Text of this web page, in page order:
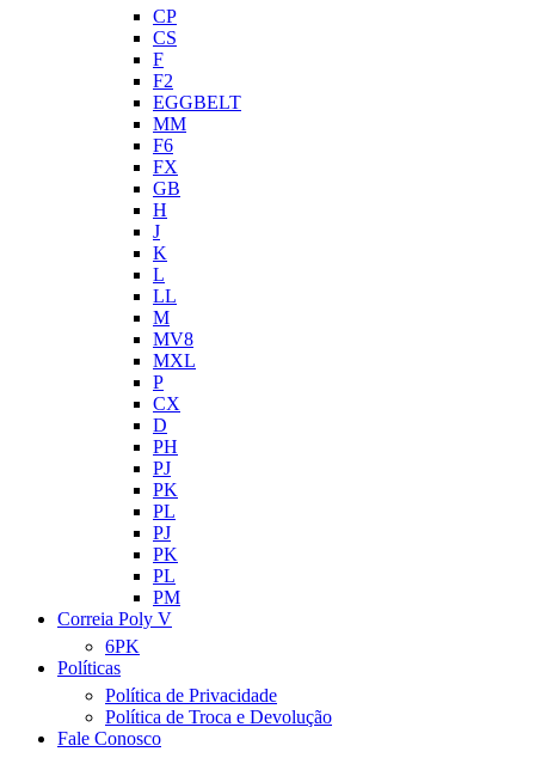
CP
CS
F
F2
EGGBELT
MM
F6
FX
GB
H
J
K
L
LL
M
MV8
MXL
P
CX
D
PH
PJ
PK
PL
PJ
PK
PL
PM
Correia Poly V
6PK
Políticas
Política de Privacidade
Política de Troca e Devolução
Fale Conosco